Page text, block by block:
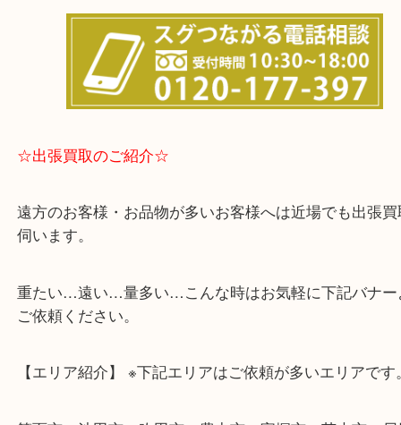
事前にご連絡をいただければ営業時間終了後のご
談が可能です！
☆出張買取のご紹介☆